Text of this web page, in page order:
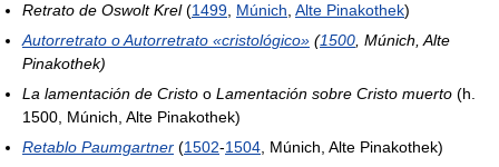
Retrato de Oswolt Krel(1499, Múnich, Alte Pinakothek)
Autorretrato oAutorretrato «cristológico» (1500, Múnich, Alte
Pinakothek)
La lamentación de Cristo o Lamentación sobre Cristo muerto (h.
1500, Múnich, Alte Pinakothek)
Retablo Paumgartner (1502-1504, Múnich, Alte Pinakothek)